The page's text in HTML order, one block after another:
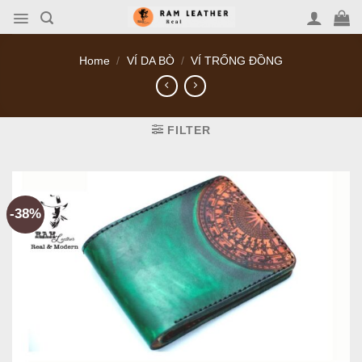
Home / VÍ DA BÒ / VÍ TRỐNG ĐỒNG
FILTER
-38%